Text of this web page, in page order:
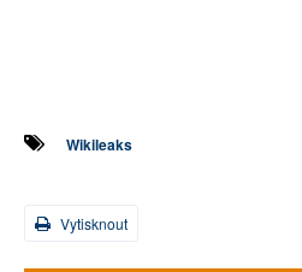
Wikileaks
Vytisknout